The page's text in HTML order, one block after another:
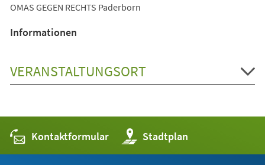
OMAS GEGEN RECHTS Paderborn
Informationen
VERANSTALTUNGSORT
Kontaktformular Stadtplan
(Öffnet
in
einem